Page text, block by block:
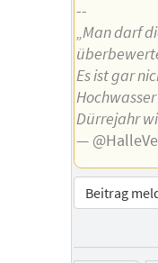
--
„Man darf
Es ist gar
Dürrejahr
—
Beitrag